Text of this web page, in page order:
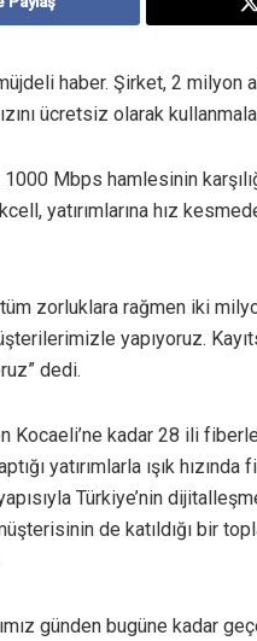
haber. Şirket, 2
ücretsiz olarak
Mbps hamlesinin
yatırımlarına hız
zorluklara rağmen iki
yapıyoruz.
dedi.
Kocaeli’ne kadar 28 ili
yatırımlarla ışık
Türkiye’nin
de katıldığı bir
günden bugüne kadar